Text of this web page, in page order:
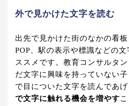
外で見かけた文字を読む
出先で見かけた街のなかの看
POP、駅の表示や標識などの
ススメです。教育コンサルタ
だ文字に興味を持っていない
で目についた文字を読んであげ
で文字に触れる機会を増やす